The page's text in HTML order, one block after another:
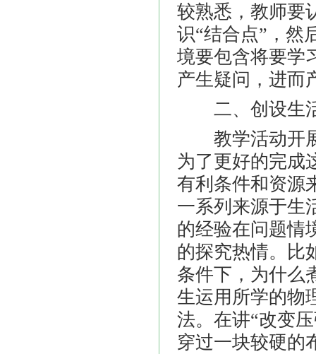
较熟悉，教师要
识“结合点”，然
境要包含将要学
产生疑问，进而
二、创设生
教学活动开展
为了更好的完成
有利条件和资源
一系列来源于生
的经验在问题情
的探究热情。比
条件下，为什么
生运用所学的物
法。在讲“改变
穿过一块较硬的